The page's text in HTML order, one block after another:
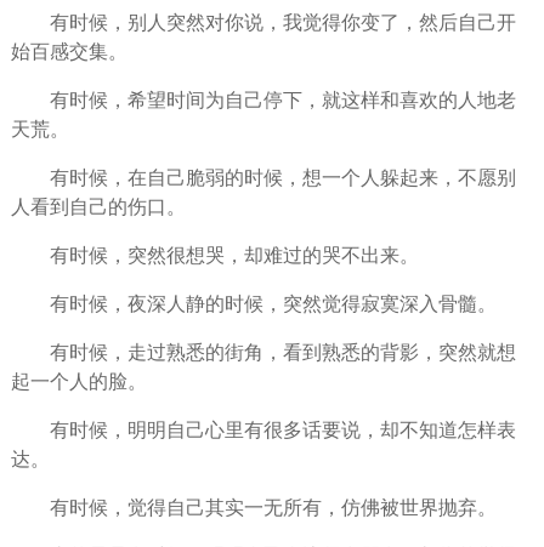
有时候，别人突然对你说，我觉得你变了，然后自己开
始百感交集。
有时候，希望时间为自己停下，就这样和喜欢的人地老
天荒。
有时候，在自己脆弱的时候，想一个人躲起来，不愿别
人看到自己的伤口。
有时候，突然很想哭，却难过的哭不出来。
有时候，夜深人静的时候，突然觉得寂寞深入骨髓。
有时候，走过熟悉的街角，看到熟悉的背影，突然就想
起一个人的脸。
有时候，明明自己心里有很多话要说，却不知道怎样表
达。
有时候，觉得自己其实一无所有，仿佛被世界抛弃。